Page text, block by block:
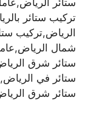
تركيب ستائر
الرياض,تركيب
شمال
ستائر شرق
ستائر في
ستائر شرق